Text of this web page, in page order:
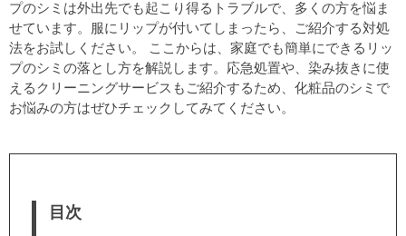
プのシミは外出先でも起こり得るトラブルで、多くの方を悩ま
せています。服にリップが付いてしまったら、ご紹介する対処
法をお試しください。 ここからは、家庭でも簡単にできるリッ
プのシミの落とし方を解説します。応急処置や、染み抜きに使
えるクリーニングサービスもご紹介するため、化粧品のシミで
お悩みの方はぜひチェックしてみてください。
目次